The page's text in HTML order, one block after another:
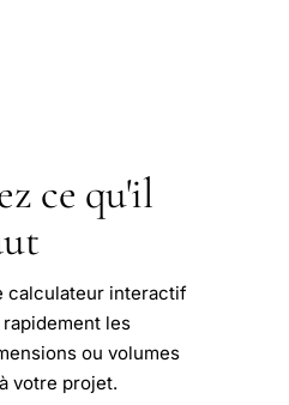
ce qu'il
calculateur interactif
les
ou volumes
votre projet.